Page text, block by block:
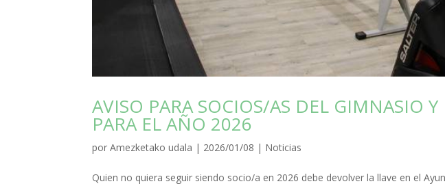
AVISO PARA SOCIOS/AS DEL GIMNASIO
PARA EL AÑO 2026
porAmezketako udala | 2026/01/08 | Noticias
Quien no quiera seguir siendo socio/a en 2026 debe devolver la llave en el